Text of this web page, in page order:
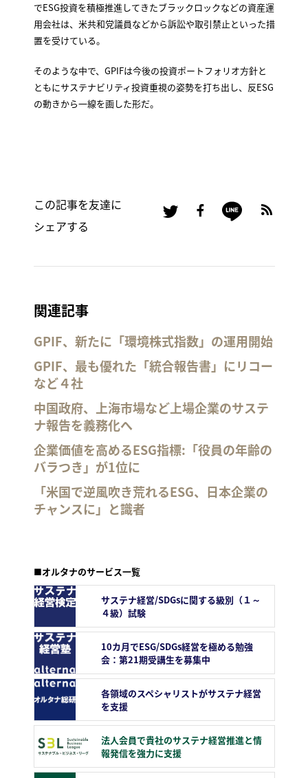
でESG投資を積極推進してきたブラックロックなどの資産運
用会社は、米共和党議員などから訴訟や取引禁止といった措
置を受けている。
そのような中で、GPIFは今後の投資ポートフォリオ方針と
ともにサステナビリティ投資重視の姿勢を打ち出し、反ESG
の動きから一線を画した形だ。
この記事を友達に
シェアする
関連記事
GPIF、新たに「環境株式指数」の運用開始
GPIF、最も優れた「統合報告書」にリコー
など４社
中国政府、上海市場など上場企業のサステ
ナ報告を義務化へ
企業価値を高めるESG指標:「役員の年齢の
バラつき」が1位に
「米国で逆風吹き荒れるESG、日本企業の
チャンスに」と識者
■オルタナのサービス一覧
サステナ経営/SDGsに関する級別（１～
４級）試験
10カ月でESG/SDGs経営を極める勉強
会：第21期受講生を募集中
各領域のスペシャリストがサステナ経営
を支援
法人会員で貴社のサステナ経営推進と情
報発信を強力に支援